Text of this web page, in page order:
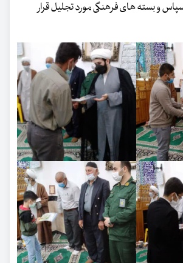
سپاس و بسته های فرهنگی مورد تجلیل قرار